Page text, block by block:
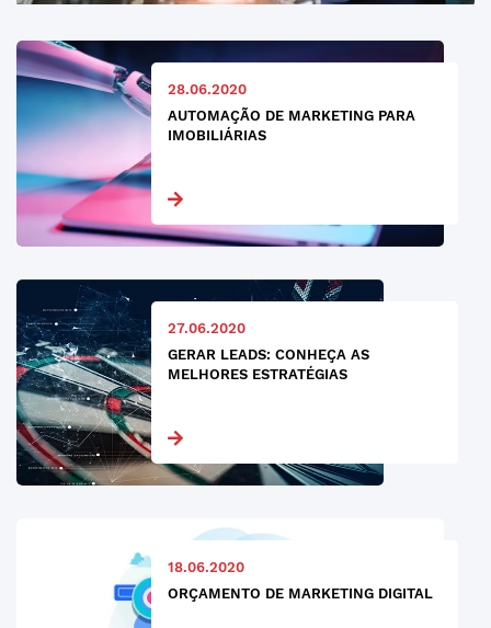
28.06.2020
AUTOMAÇÃO DE MARKETING PARA
IMOBILIÁRIAS
27.06.2020
GERAR LEADS: CONHEÇA AS
MELHORES ESTRATÉGIAS
18.06.2020
ORÇAMENTO DE MARKETING DIGITAL